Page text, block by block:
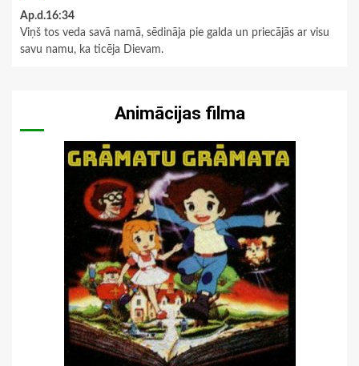
Ap.d.16:34
Viņš tos veda savā namā, sēdināja pie galda un priecājās ar visu
savu namu, ka ticēja Dievam.
Animācijas filma